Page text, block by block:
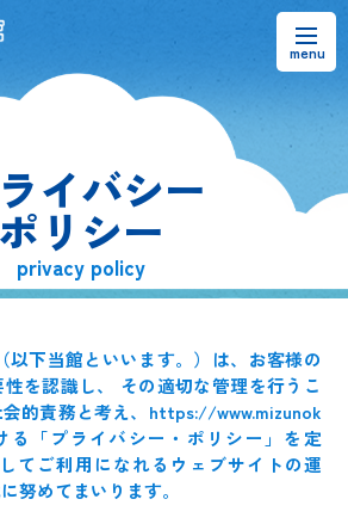
本市水の科学館とは
案内・アクセス＆マップ
ラーニングフィールド
お問い合わせ
イバシー
ポリシー
privacy policy
以下当館といいます。）は、お客様の
を認識し、 その適切な管理を行うこ
的責務と考え、https://www.mizunok
る「プライバシー・ポリシー」を定
てご利用になれるウェブサイトの運
努めてまいります。